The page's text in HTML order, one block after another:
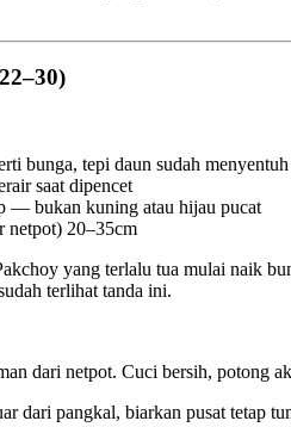
bunga, tepi daun sudah
saat dipencet
— bukan kuning atau hijau pucat
netpot) 20–35cm
yang terlalu tua mulai naik
terlihat tanda ini.
dari netpot. Cuci bersih, potong
dari pangkal, biarkan pusat tetap